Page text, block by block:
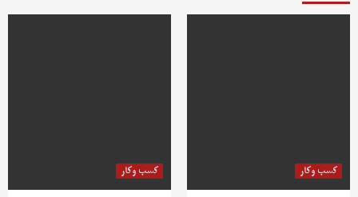
کسب وکار کسب وکار